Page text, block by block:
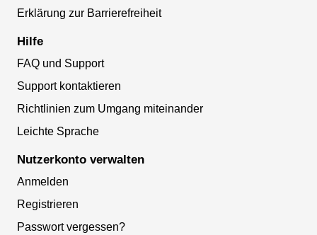
Erklärung zur Barrierefreiheit
Hilfe
FAQ und Support
Support kontaktieren
Richtlinien zum Umgang miteinander
Leichte Sprache
Nutzerkonto verwalten
Anmelden
Registrieren
Passwort vergessen?